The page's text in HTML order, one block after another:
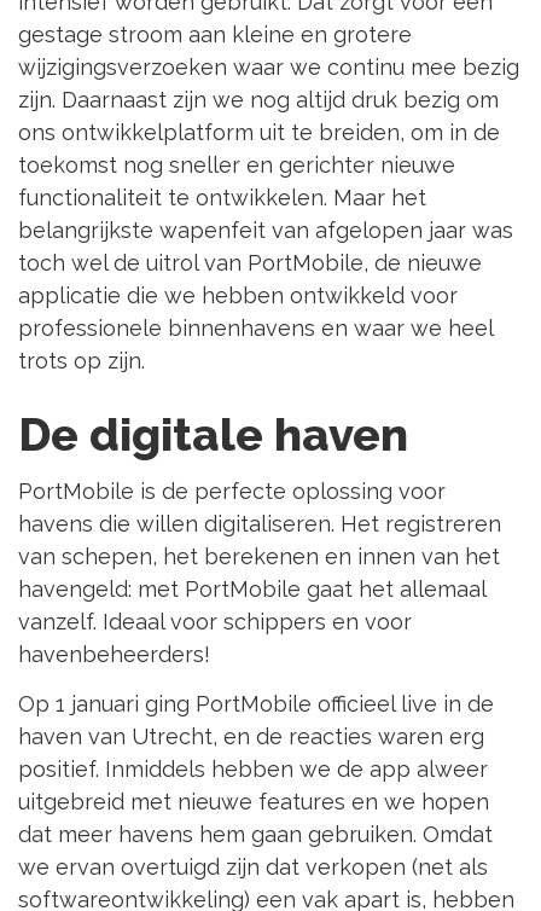
gestage stroom aan kleine en grotere
wijzigingsverzoeken waar we continu mee bezig
zijn. Daarnaast zijn we nog altijd druk bezig om
ons ontwikkelplatform uit te breiden, om in de
toekomst nog sneller en gerichter nieuwe
functionaliteit te ontwikkelen. Maar het
belangrijkste wapenfeit van afgelopen jaar was
toch wel de uitrol van PortMobile, de nieuwe
applicatie die we hebben ontwikkeld voor
professionele binnenhavens en waar we heel
trots op zijn.
De digitale haven
PortMobile is de perfecte oplossing voor
havens die willen digitaliseren. Het registreren
van schepen, het berekenen en innen van het
havengeld: met PortMobile gaat het allemaal
vanzelf. Ideaal voor schippers en voor
havenbeheerders!
Op 1 januari ging PortMobile officieel live in de
haven van Utrecht, en de reacties waren erg
positief. Inmiddels hebben we de app alweer
uitgebreid met nieuwe features en we hopen
dat meer havens hem gaan gebruiken. Omdat
we ervan overtuigd zijn dat verkopen (net als
softwareontwikkeling) een vak apart is, hebben